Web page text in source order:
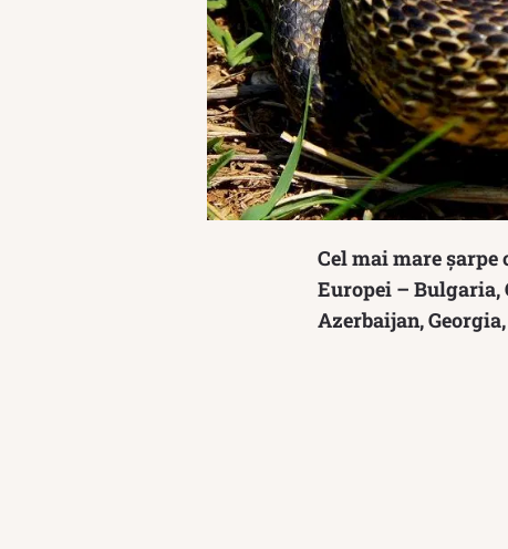
Cel mai mare
Europei – Bulgaria,
Azerbaijan,